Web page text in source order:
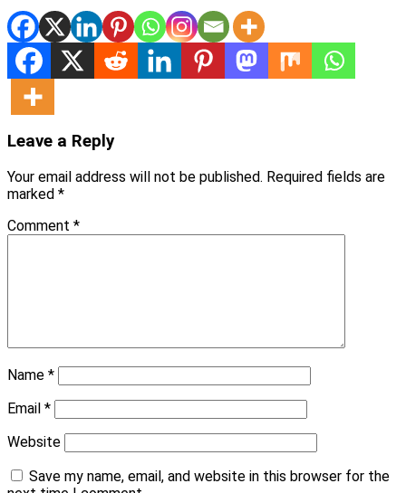
Leave a Reply
Your email address will not be published. Required fields are
marked *
Comment *
Name *
Email *
Website
Save my name, email, and website in this browser for the